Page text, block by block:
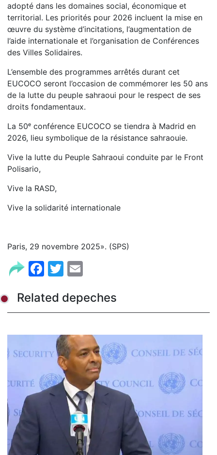
adopté dans les domaines social, économique et
territorial. Les priorités pour 2026 incluent la mise en
œuvre du système d’incitations, l’augmentation de
l’aide internationale et l’organisation de Conférences
des Villes Solidaires.
L’ensemble des programmes arrêtés durant cet
EUCOCO seront l’occasion de commémorer les 50 ans
de la lutte du peuple sahraoui pour le respect de ses
droits fondamentaux.
La 50ᵉ conférence EUCOCO se tiendra à Madrid en
2026, lieu symbolique de la résistance sahraouie.
Vive la lutte du Peuple Sahraoui conduite par le Front
Polisario,
Vive la RASD,
Vive la solidarité internationale
Paris, 29 novembre 2025». (SPS)
Facebook
Twitter
Related depeches